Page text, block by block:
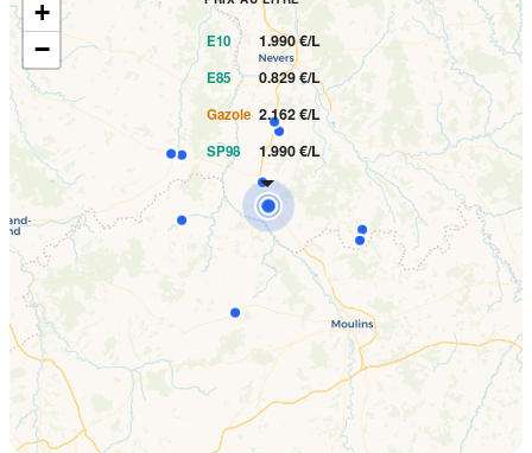
E10 1.990 €/L
E85 0.829 €/L
Gazole 2.162 €/L
SP98 1.990 €/L
+
−